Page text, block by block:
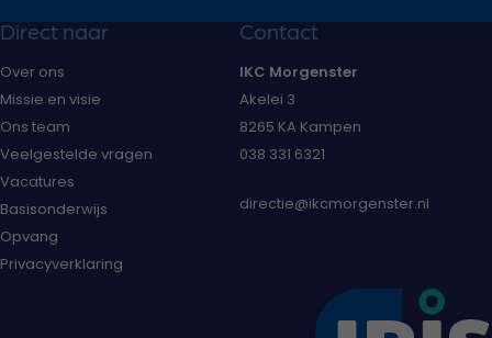
Direct naar
Over ons
Missie en visie
Ons team
Veelgestelde vragen
Vacatures
Basisonderwijs
Opvang
Privacyverklaring
Contact
IKC Morgenster
Akelei 3
8265 KA Kampen
038 331 6321
directie@ikcmorgenster.nl